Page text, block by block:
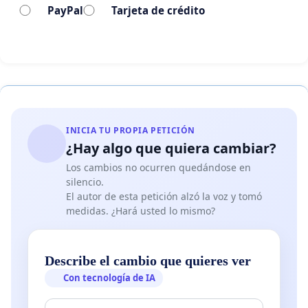
vehículos de ocio que poseemos, alquilamos o
Podríamos empezar diciendo que para pasar un
día en una autocaravana los gastos son mayores
que en una casa convencional, agua, combustible,
comida, bebidas, cambios cada dos o tres días de
aguas grises y negras, etc. Sin olvidar que por el
reducido espacio del que disponemos y las
motivaciones personales que nos llevan a visitar
cada enclave, gastamos en los negocios locales
donde hacemos parada, restaurantes, cines,
PayPal Tarjeta de crédito
INICIA TU PROPIA PETICIÓN
¿Hay algo que quiera cambiar?
Los cambios no ocurren quedándose en
silencio.
El autor de esta petición alzó la voz y tomó
medidas. ¿Hará usted lo mismo?
Describe el cambio que quieres ver
Con tecnología de IA